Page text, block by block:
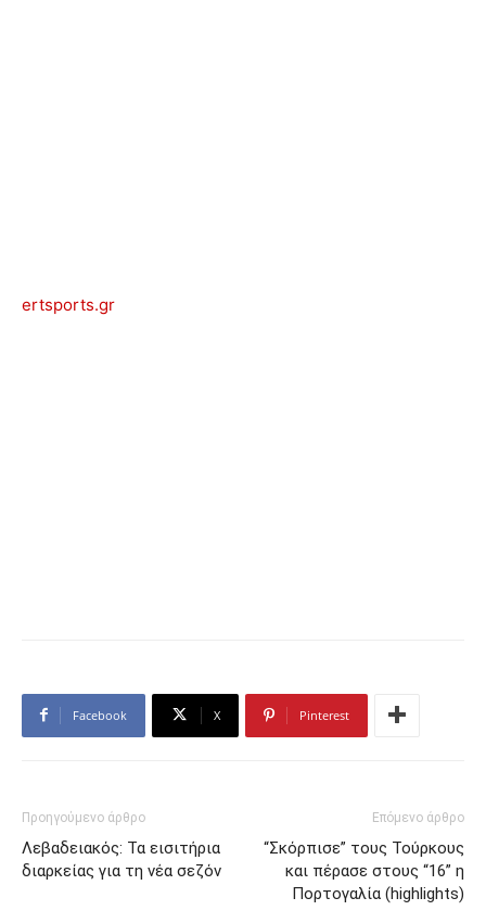
ertsports.gr
Facebook X Pinterest
Προηγούμενο άρθρο
Λεβαδειακός: Τα εισιτήρια
διαρκείας για τη νέα σεζόν
Επόμενο άρθρο
“Σκόρπισε” τους Τούρκους
και πέρασε στους “16” η
Πορτογαλία (highlights)